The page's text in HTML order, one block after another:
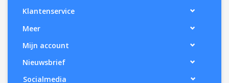
Klantenservice
Meer
Mijn account
Nieuwsbrief
Socialmedia